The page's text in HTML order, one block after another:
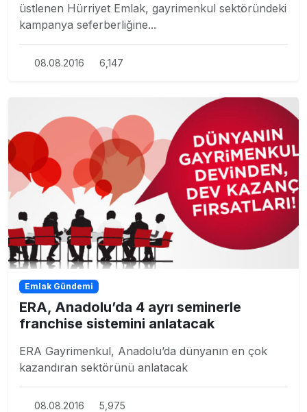
üstlenen Hürriyet Emlak, gayrimenkul sektöründeki
kampanya seferberliğine...
08.08.2016 6,147
Emlak Gündemi
ERA, Anadolu’da 4 ayrı seminerle
franchise sistemini anlatacak
ERA Gayrimenkul, Anadolu’da dünyanın en çok
kazandıran sektörünü anlatacak
08.08.2016 5,975